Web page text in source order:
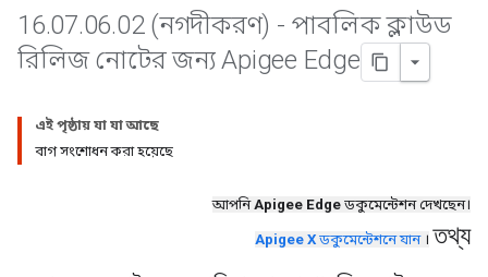
16.07.06.02 (নগদীকরণ) - পাবলিক ক্লাউড
রিলিজ নোটের জন্য Apigee Edge
এই পৃষ্ঠায় যা যা আছে
বাগ সংশোধন করা হয়েছে
আপনিApigee Edge ডকুমেন্টেশন দেখছেন।
Apigee X ডকুমেন্টেশনে যান। তথ্য